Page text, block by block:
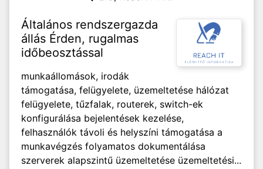
Általános rendszergazda
állás Érden, rugalmas
időbeosztással
munkaállomások, irodák
támogatása, felügyelete, üzemeltetése hálózat
felügyelete, tűzfalak, routerek, switch-ek
konfigurálása bejelentések kezelése,
felhasználók távoli és helyszíni támogatása a
munkavégzés folyamatos dokumentálása
szerverek alapszintű üzemeltetése üzemeltetési...